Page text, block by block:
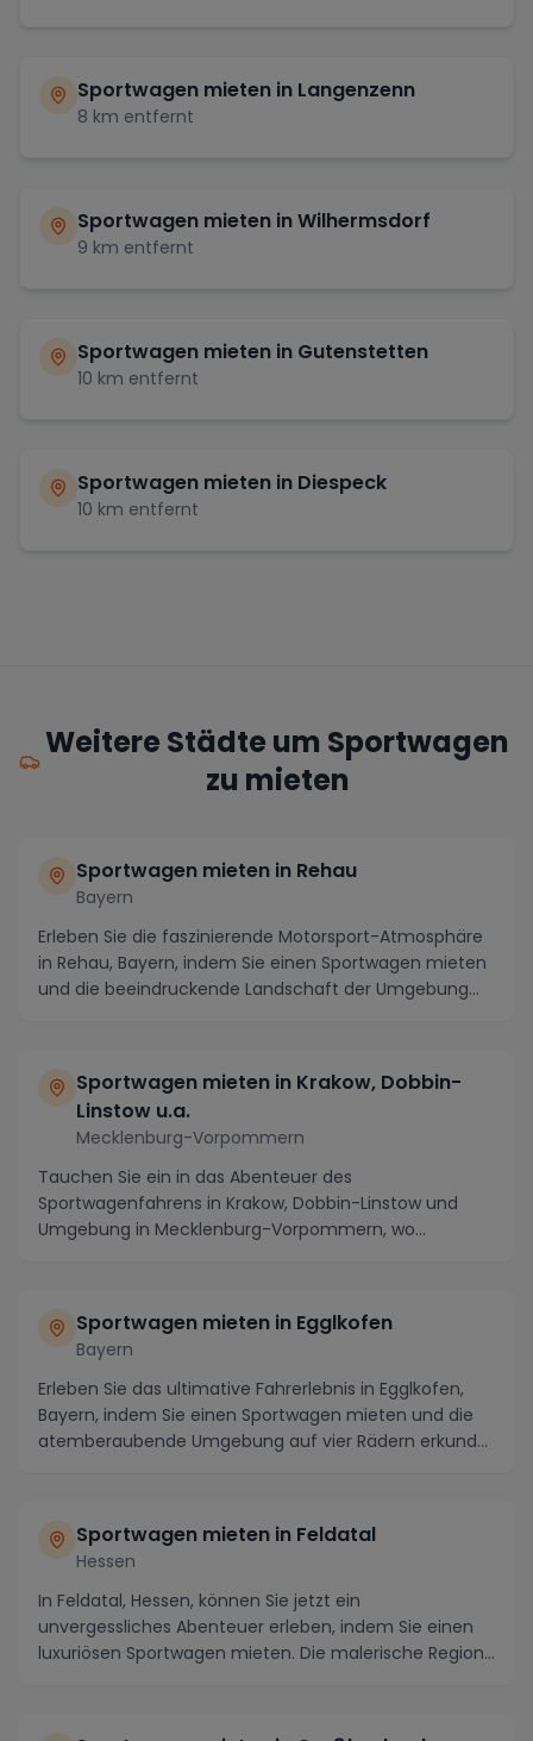
Sportwagen mieten in Langenzenn
8 km entfernt
Sportwagen mieten inWilhermsdorf
9 km entfernt
Sportwagen mieten in Gutenstetten
10 km entfernt
Sportwagen mieten in Diespeck
10 km entfernt
Weitere Städte um Sportwagen
zu mieten
Sportwagen mieten in Rehau
Bayern
Erleben Sie die faszinierende Motorsport-Atmosphäre
in Rehau, Bayern, indem Sie einen Sportwagen mieten
und die beeindruckende Landschaft der Umgebung...
Sportwagen mieten in Krakow, Dobbin-
Linstow u.a.
Mecklenburg-Vorpommern
Tauchen Sie ein in das Abenteuer des
Sportwagenfahrens in Krakow, Dobbin-Linstow und
Umgebung in Mecklenburg-Vorpommern, wo
Sportwagen mieten in Egglkofen
Bayern
Erleben Sie das ultimative Fahrerlebnis in Egglkofen,
Bayern, indem Sie einen Sportwagen mieten und die
atemberaubende Umgebung auf vier Rädern erkund...
Sportwagen mieten in Feldatal
Hessen
In Feldatal, Hessen, können Sie jetzt ein
unvergessliches Abenteuer erleben, indem Sie einen
luxuriösen Sportwagen mieten. Die malerische Region